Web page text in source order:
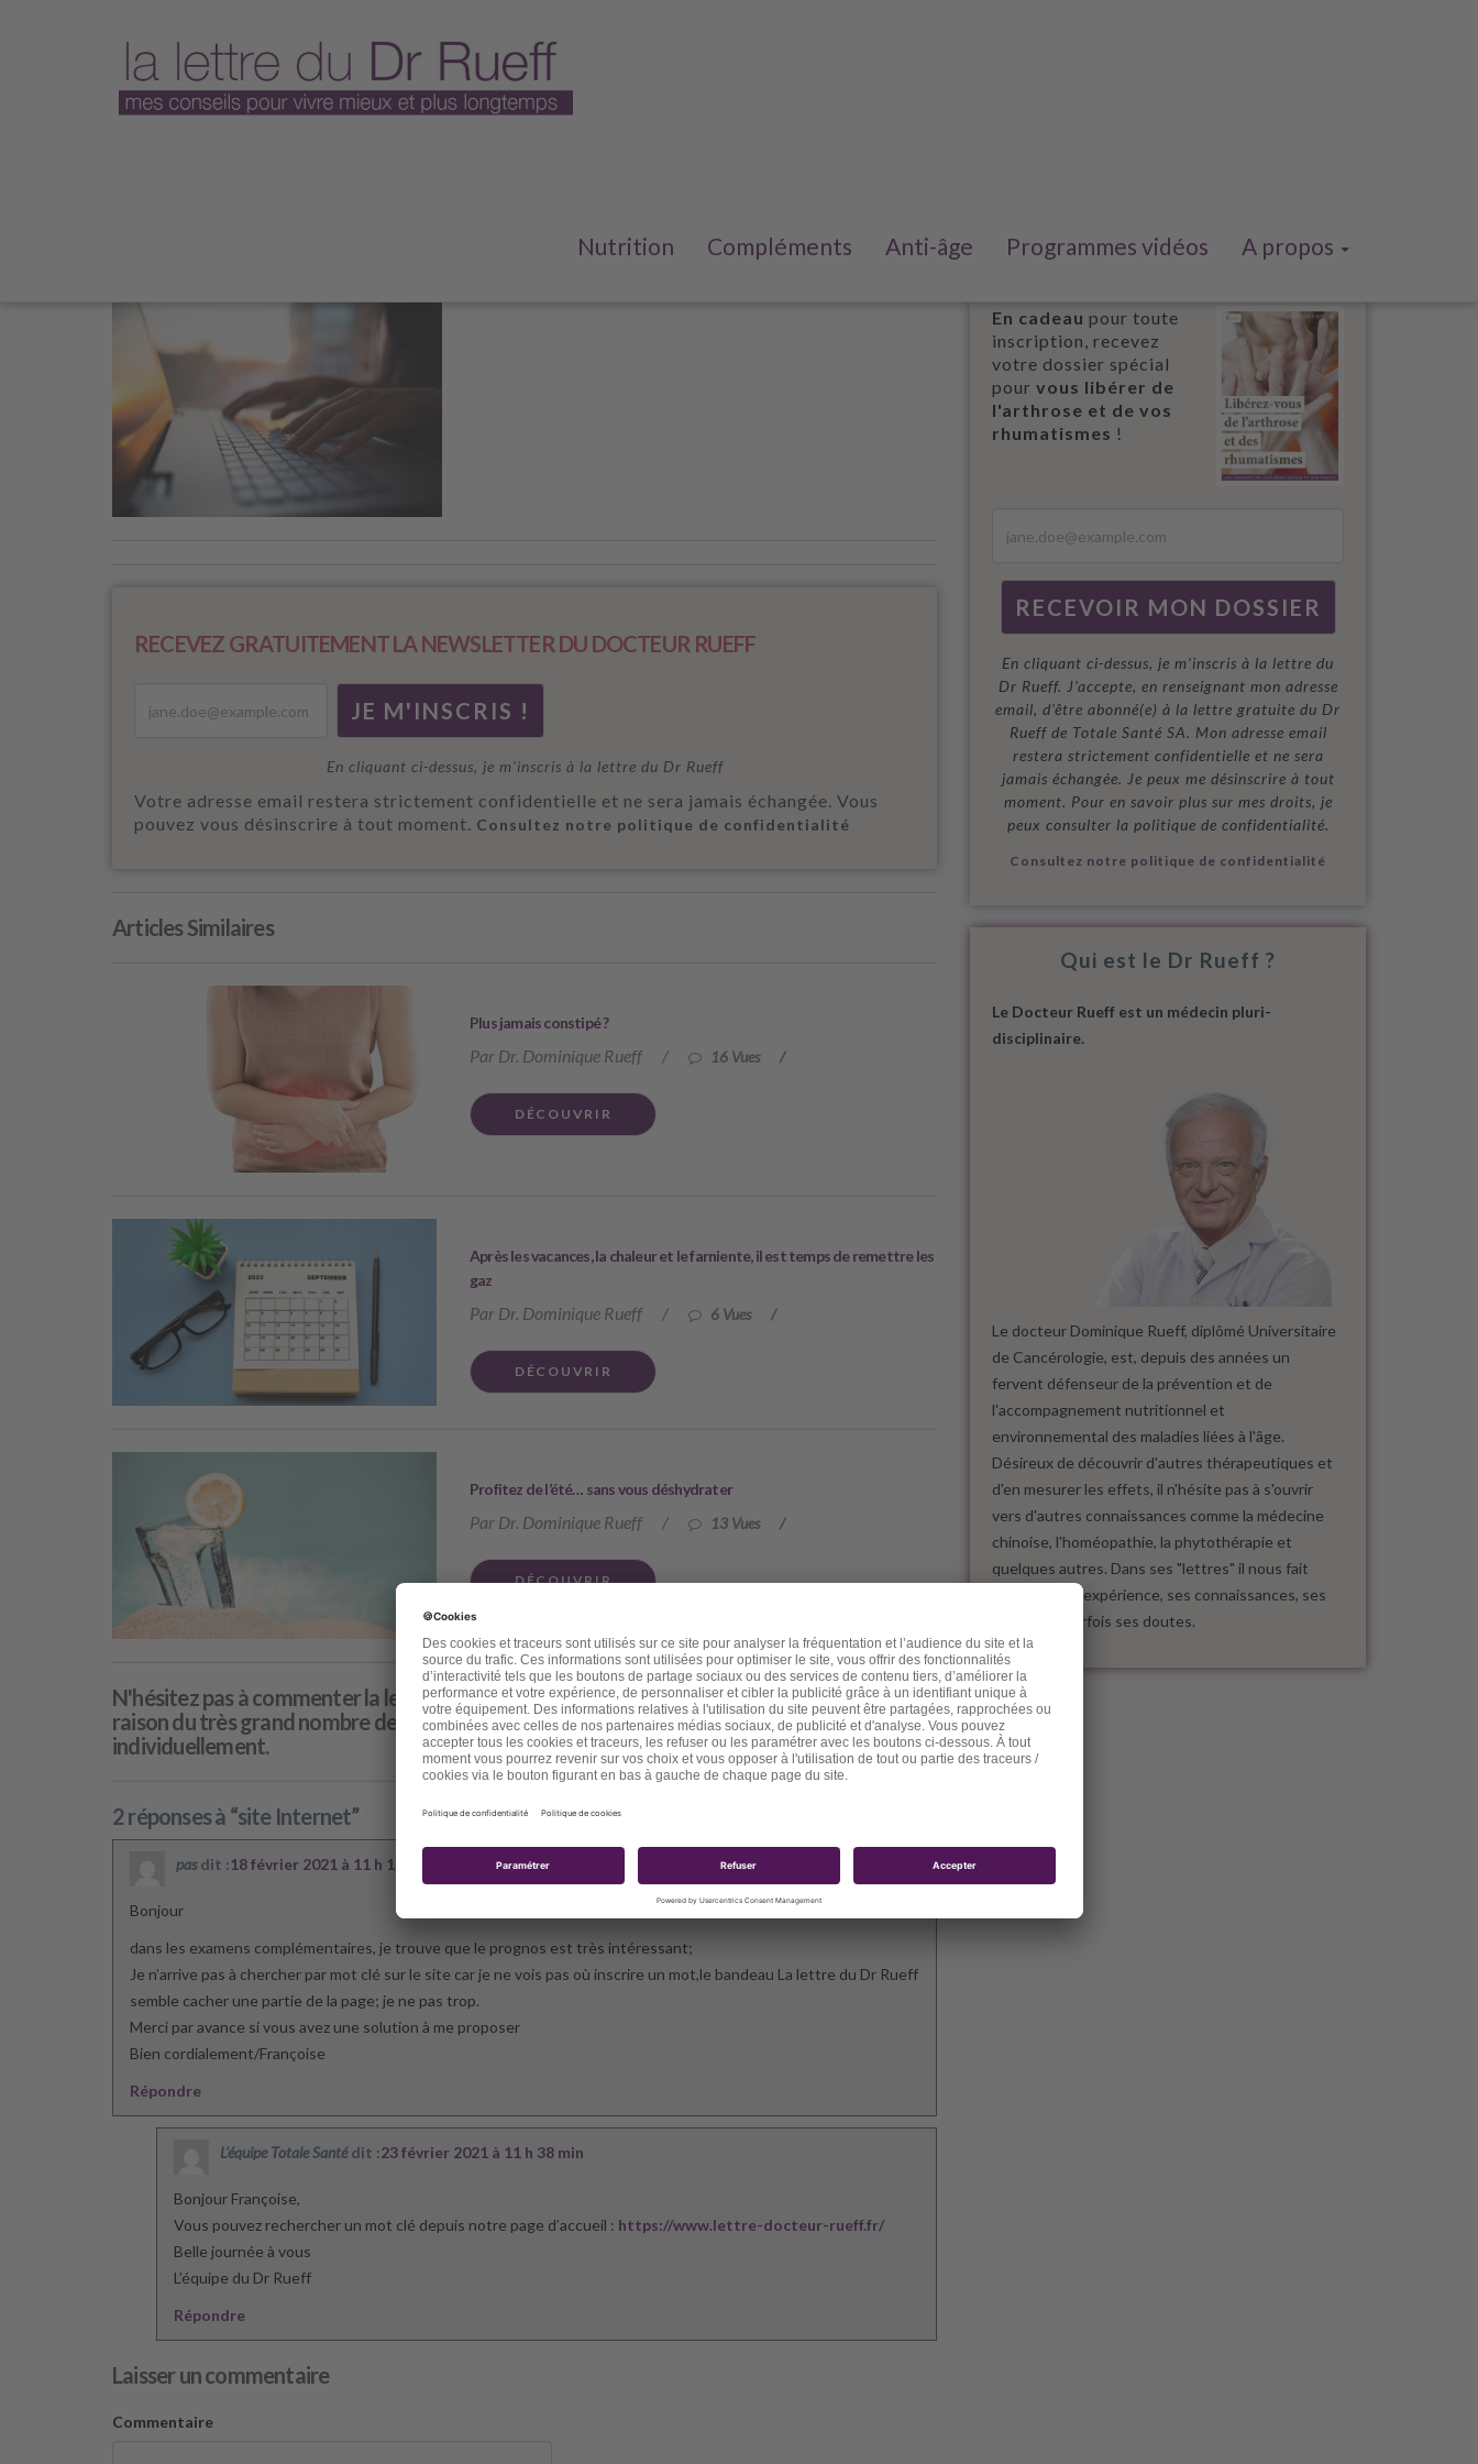
Nutrition Compléments Anti-âge Programmes vidéos A propos
RECEVEZ GRATUITEMENT LA NEWSLETTER DU DOCTEUR RUEFF
En cliquant ci-dessus, je m'inscris à la lettre du Dr Rueff
Votre adresse email restera strictement confidentielle et ne sera jamais échangée. Vous
pouvez vous désinscrire à tout moment. Consultez notre politique de confidentialité
Articles Similaires
Plus jamais constipé ?
Par Dr. Dominique Rueff / 16 Vues /
DÉCOUVRIR
Après les vacances, la chaleur et le farniente, il est temps de remettre les
gaz
Par Dr. Dominique Rueff / 6 Vues /
DÉCOUVRIR
Profitez de l’été… sans vous déshydrater
Par Dr. Dominique Rueff / 13 Vues /
DÉCOUVRIR
N'hésitez pas à commenter la lettre de ce jour ci-dessous. Veuillez cependant noter que, en
raison du très grand nombre de commentaires, le Dr Rueff ne pourra pas vous répondre
individuellement.
2 réponses à “site Internet”
pas dit :18 février 2021 à 11 h 15 min
Bonjour
dans les examens complémentaires, je trouve que le prognos est très intéressant;
Je n’arrive pas à chercher par mot clé sur le site car je ne vois pas où inscrire un mot,le bandeau La lettre du Dr Rueff
semble cacher une partie de la page; je ne pas trop.
Merci par avance si vous avez une solution à me proposer
Bien cordialement/Françoise
Répondre
L'équipe Totale Santé dit :23 février 2021 à 11 h 38 min
Bonjour Françoise,
Vous pouvez rechercher un mot clé depuis notre page d’accueil : https://www.lettre-docteur-rueff.fr/
Belle journée à vous
L’équipe du Dr Rueff
Répondre
Laisser un commentaire
Commentaire
En cadeau pour toute
inscription, recevez
votre dossier spécial
pour vous libérer de
l'arthrose et de vos
rhumatismes !
En cliquant ci-dessus, je m'inscris à la lettre du
Dr Rueff. J’accepte, en renseignant mon adresse
email, d’être abonné(e) à la lettre gratuite du Dr
Rueff de Totale Santé SA. Mon adresse email
restera strictement confidentielle et ne sera
jamais échangée. Je peux me désinscrire à tout
moment. Pour en savoir plus sur mes droits, je
peux consulter la politique de confidentialité.
Consultez notre politique de confidentialité
Qui est le Dr Rueff ?
Le Docteur Rueff est un médecin pluri-
disciplinaire.
Le docteur Dominique Rueff, diplômé Universitaire
de Cancérologie, est, depuis des années un
fervent défenseur de la prévention et de
l'accompagnement nutritionnel et
environnemental des maladies liées à l'âge.
Désireux de découvrir d'autres thérapeutiques et
d'en mesurer les effets, il n'hésite pas à s'ouvrir
vers d'autres connaissances comme la médecine
chinoise, l'homéopathie, la phytothérapie et
quelques autres. Dans ses "lettres" il nous fait
partager son expérience, ses connaissances, ses
espoirs et parfois ses doutes.